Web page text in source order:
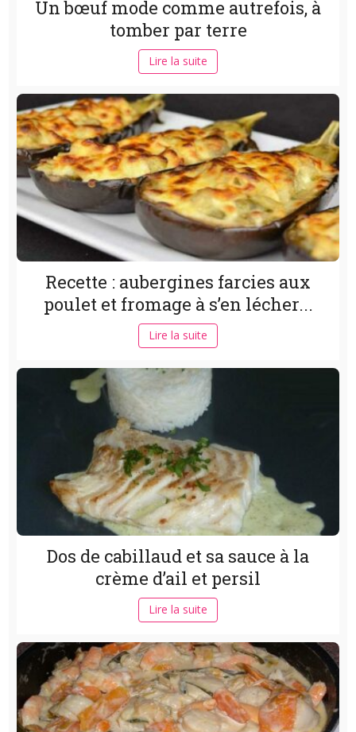
Un bœuf mode comme autrefois, à
tomber par terre
Lire la suite
Recette : aubergines farcies aux
poulet et fromage à s’en lécher...
Lire la suite
Dos de cabillaud et sa sauce à la
crème d’ail et persil
Lire la suite